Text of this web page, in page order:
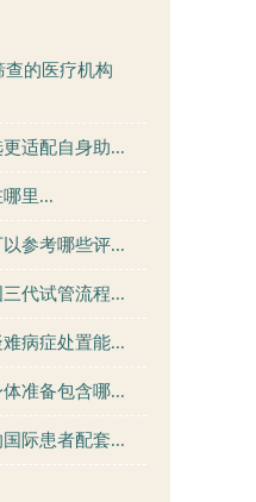
查的医疗机构
适配自身助...
里...
参考哪些评...
代试管流程...
病症处置能...
准备包含哪...
际患者配套...